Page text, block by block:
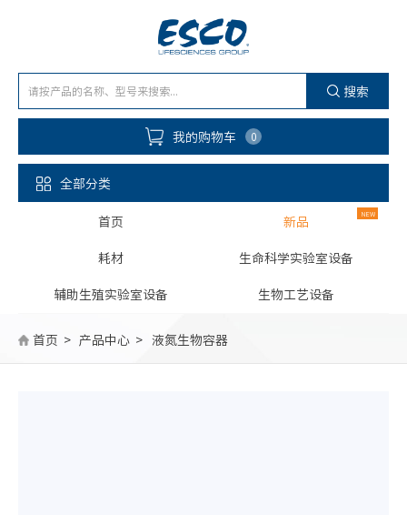
搜索
我的购物车 0
全部分类
首页 新品
耗材 生命科学实验室设备
辅助生殖实验室设备 生物工艺设备
首页 产品中心 液氮生物容器